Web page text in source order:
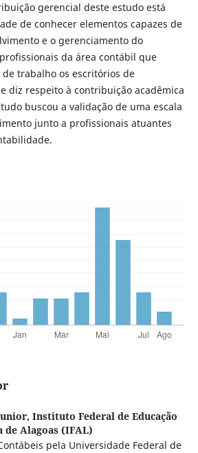
gerencial deste estudo está
de conhecer elementos capazes de
e o gerenciamento do
da área contábil que
de trabalho os escritórios de
diz respeito à contribuição acadêmica
buscou a validação de uma escala
junto a profissionais atuantes
Instituto Federal de Educação
de Alagoas (IFAL)
pela Universidade Federal de